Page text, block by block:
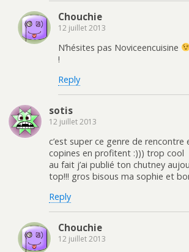
Chouchie
12 juillet 2013
N’hésites pas Noviceencuisine
!
Reply
sotis
12 juillet 2013
c’est super ce genre de rencontre
copines en profitent :))) trop cool
au fait j’ai publié ton chutney
top!!! gros bisous ma sophie et
Reply
Chouchie
12 juillet 2013